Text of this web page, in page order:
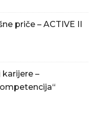
priče – ACTIVE II
karijere –